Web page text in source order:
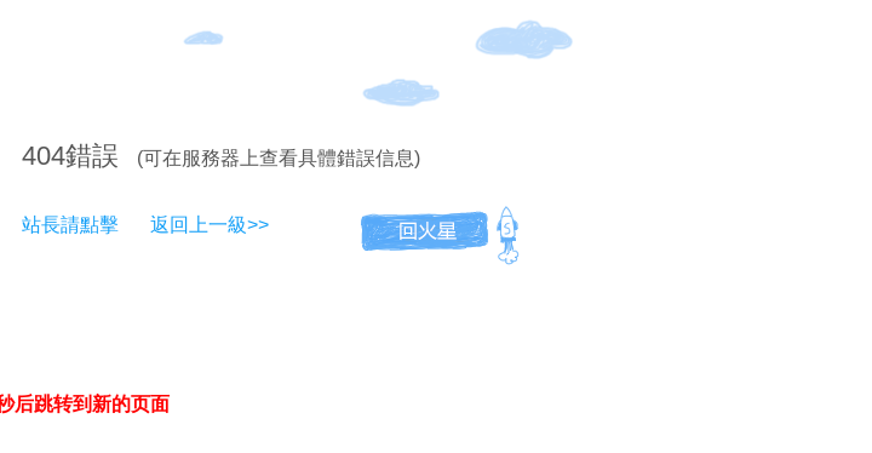
404錯誤 (可在服務器上查看具體錯誤信息)
站長請點擊 返回上一級>>